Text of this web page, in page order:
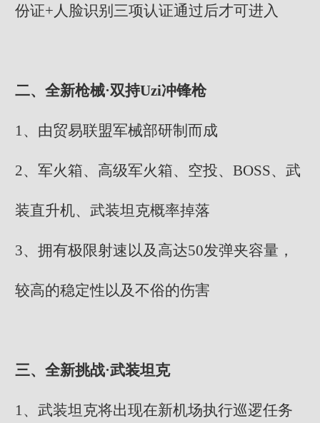
份证+人脸识别三项认证通过后才可进入
二、全新枪械·双持Uzi冲锋枪
1、由贸易联盟军械部研制而成
2、军火箱、高级军火箱、空投、BOSS、武
装直升机、武装坦克概率掉落
3、拥有极限射速以及高达50发弹夹容量，
较高的稳定性以及不俗的伤害
三、全新挑战·武装坦克
1、武装坦克将出现在新机场执行巡逻任务